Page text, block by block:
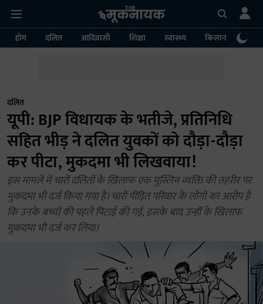
होम दलित आदिवासी शिक्षा स्वास्थ्य किसान
दलित
यूपी: BJP विधायक के भतीजे, प्रतिनिधि
सहित भीड़ ने दलित युवकों को दौड़ा-दौड़ा
कर पीटा, मुकदमा भी लिखवाया!
इस मामले में चारों दलितों के खिलाफ एक मुस्लिम व्यक्ति की तहरीर पर
मुकदमा भी दर्ज किया गया है। चारों पीड़ित परिवार के लोगों का आरोप है
कि उनके बच्चों की पहले पिटाई की गई, इसके बाद उन्हीं के खिलाफ
मुकदमा भी दर्ज कर लिया।